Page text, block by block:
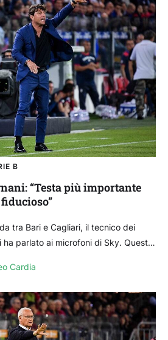
B
“Testa più importante
tra Bari e Cagliari, il tecnico dei
ha parlato ai microfoni di Sky. Queste
Cardia